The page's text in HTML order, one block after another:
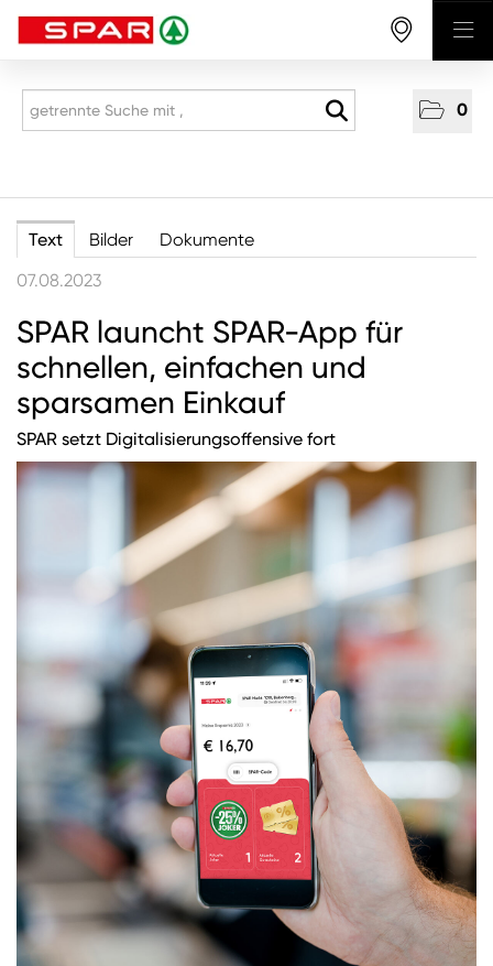
0
Aus den Regionen
Nachhaltigkeit
ANMELDEN
Sie wollen unsere aktuellen Medienmitteilungen
automatisch per E-Mail erhalten? Dann tragen Sie
einfach Ihre Daten in unseren
Presseverteiler
(Bitte beachten Sie, dass der Presseverteiler
ausschließlich für Medienkontakte und nicht für
Privatpersonen gedacht ist):
Zum Presseverteiler
Sie wollen Informationen über aktuelle Aktionen,
Produktneuheiten, attraktive Gewinnspiele uvm.
erhalten? Dann melden Sie sich zum SPAR
Newsletteran:
Zum SPAR Newsletter
Text Bilder
Dokumente
07.08.2023
SPAR launcht SPAR-App für
schnellen, einfachen und
sparsamen Einkauf
SPAR setzt Digitalisierungsoffensive fort